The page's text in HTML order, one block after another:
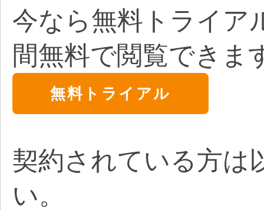
今なら無料トライア
間無料で閲覧できま
無料トライアル
契約されている方は
い。